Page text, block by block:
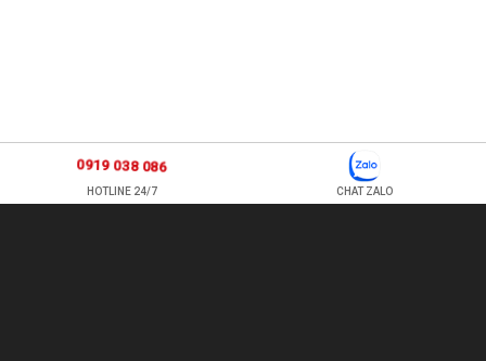
0919 038 086
HOTLINE 24/7 CHAT ZALO